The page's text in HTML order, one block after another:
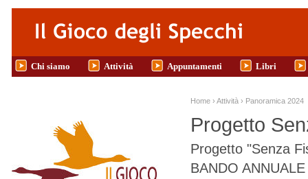
Salta al contenuto principale
Chi siamo Attività Appuntamenti Libri
Tu sei qui
Home › Attività › Panoramica 2024
Progetto
Progetto "Senza
BANDO